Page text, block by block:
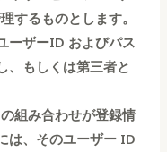
するものとします。
ーザーID およびパス
、もしくは第三者と
組み合わせが登録情
は、そのユーザー ID